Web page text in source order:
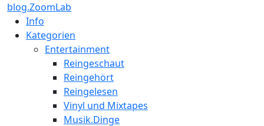
blog.ZoomLab
Info
Kategorien
Entertainment
Reingeschaut
Reingehört
Reingelesen
Vinyl und Mixtapes
Musik.Dinge